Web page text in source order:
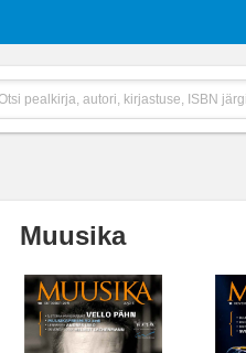
Muusika